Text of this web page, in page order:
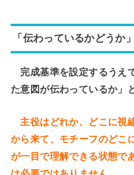
「伝わっているかどうか
完成基準を設定するうえ
た意図が伝わっているか」
主役はどれか、どこに視
から来て、モチーフのどこ
が一目で理解できる状態で